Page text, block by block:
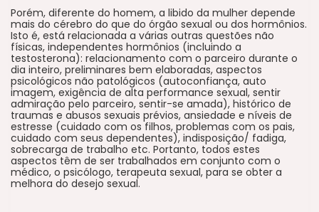
Porém, diferente do homem, a libido da mulher depende
mais do cérebro do que do órgão sexual ou dos hormônios.
Isto é, está relacionada a várias outras questões não
físicas, independentes hormônios (incluindo a
testosterona): relacionamento com o parceiro durante o
dia inteiro, preliminares bem elaboradas, aspectos
psicológicos não patológicos (autoconfiança, auto
imagem, exigência de alta performance sexual, sentir
admiração pelo parceiro, sentir-se amada), histórico de
traumas e abusos sexuais prévios, ansiedade e níveis de
estresse (cuidado com os filhos, problemas com os pais,
cuidado com seus dependentes), indisposição/ fadiga,
sobrecarga de trabalho etc. Portanto, todos estes
aspectos têm de ser trabalhados em conjunto com o
médico, o psicólogo, terapeuta sexual, para se obter a
melhora do desejo sexual.